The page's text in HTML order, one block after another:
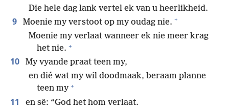
Die hele dag lank vertel ek van u heerlikheid.
9 Moenie my verstoot op my oudag nie. +
Moenie my verlaat wanneer ek nie meer krag
het nie. +
10
My vyande praat teen my,
en dié wat my wil doodmaak, beraam planne
teen my +
11
en sê: “God het hom verlaat.